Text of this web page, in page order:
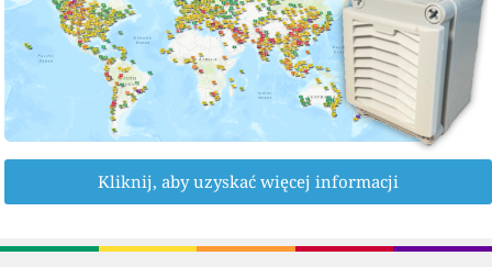
Kliknij, aby uzyskać więcej informacji